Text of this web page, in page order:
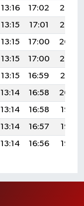
13:16 17:02
20:06
13:15 17:01
20:05
13:15 17:00
20:04
13:15 17:00
20:02
13:15 16:59
20:01
13:14 16:58
20:00
13:14 16:58
19:58
13:14 16:57
19:57
13:14 16:56 19:55